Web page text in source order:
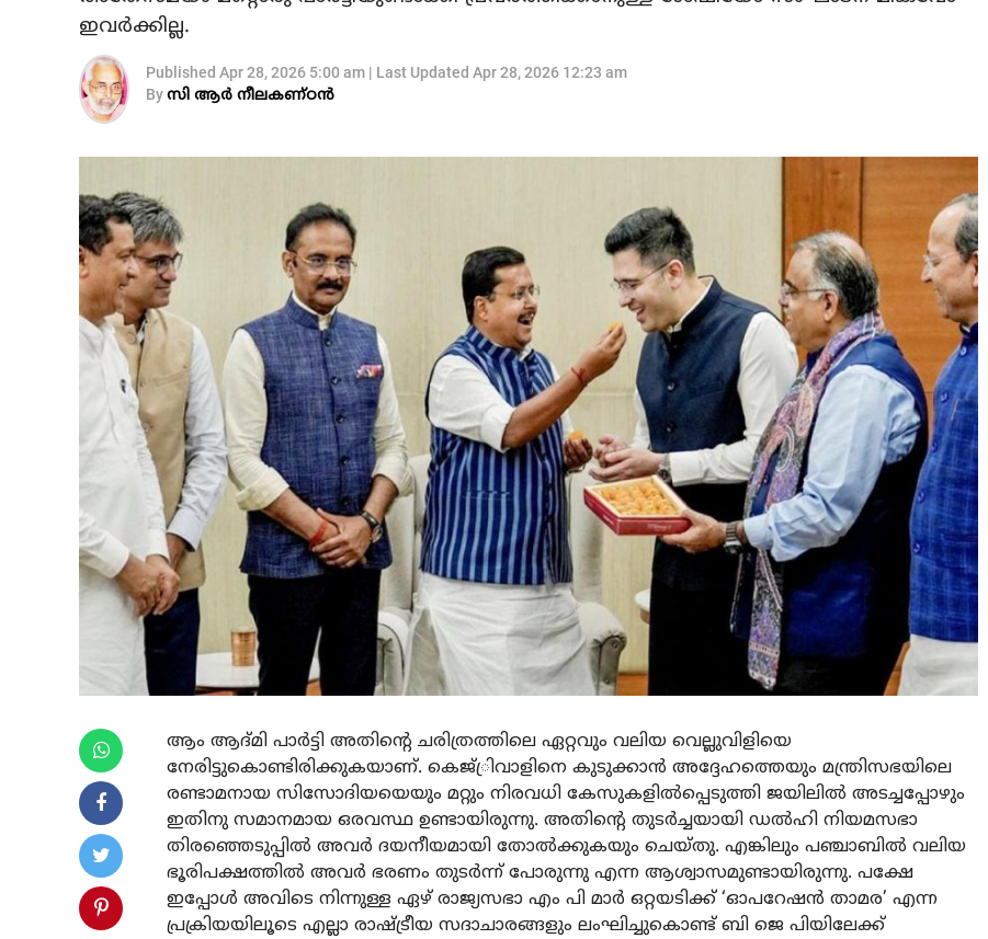
ഇവര്‍ക്കില്ല.
Published Apr 28, 2026 5:00 am | Last Updated Apr 28, 2026 12:23 am
Byസി ആര്‍ നീലകണ്ഠന്‍
ആം ആദ്മി പാര്‍ട്ടി അതിന്റെ ചരിത്രത്തിലെ ഏറ്റവും വലിയ വെല്ലുവിളിയെ
നേരിട്ടുകൊണ്ടിരിക്കുകയാണ്. കെജ്്രിവാളിനെ കുടുക്കാന്‍ അദ്ദേഹത്തെയും മന്ത്രിസഭയിലെ
രണ്ടാമനായ സിസോദിയയെയും മറ്റും നിരവധി കേസുകളില്‍പ്പെടുത്തി ജയിലില്‍ അടച്ചപ്പോഴും
ഇതിനു സമാനമായ ഒരവസ്ഥ ഉണ്ടായിരുന്നു. അതിന്റെ തുടര്‍ച്ചയായി ഡല്‍ഹി നിയമസഭാ
തിരഞ്ഞെടുപ്പില്‍ അവര്‍ ദയനീയമായി തോല്‍ക്കുകയും ചെയ്തു. എങ്കിലും പഞ്ചാബില്‍ വലിയ
ഭൂരിപക്ഷത്തില്‍ അവര്‍ ഭരണം തുടര്‍ന്ന് പോരുന്നു എന്ന ആശ്വാസമുണ്ടായിരുന്നു. പക്ഷേ
ഇപ്പോള്‍ അവിടെ നിന്നുള്ള ഏഴ് രാജ്യസഭാ എം പി മാര്‍ ഒറ്റയടിക്ക് ‘ഓപറേഷന്‍ താമര’ എന്ന
പ്രക്രിയയിലൂടെ എല്ലാ രാഷ്ട്രീയ സദാചാരങ്ങളും ലംഘിച്ചുകൊണ്ട് ബി ജെ പിയിലേക്ക്